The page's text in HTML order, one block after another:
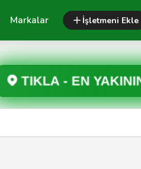
Markalar İşletmeni Ekle
TIKLA -EN